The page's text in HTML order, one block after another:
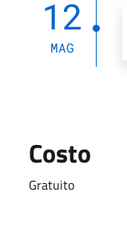
12
MAG
Costo
Gratuito